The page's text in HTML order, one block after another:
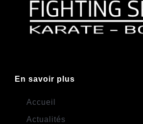
En savoir plus
Accueil
Actualités